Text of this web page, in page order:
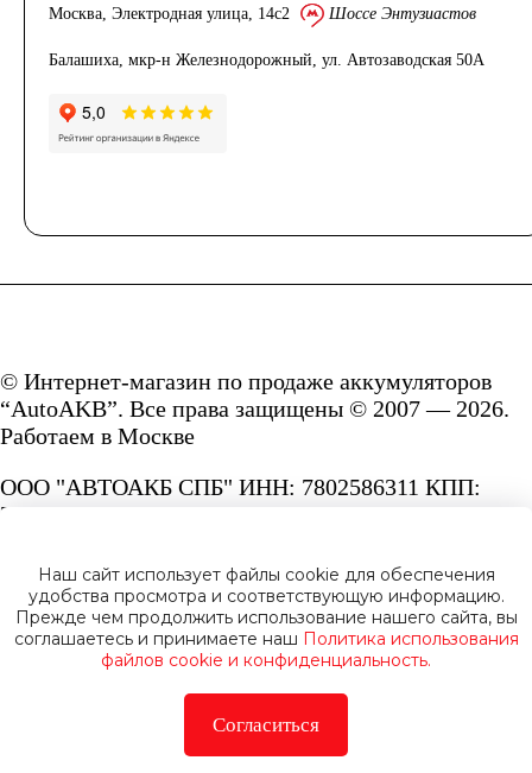
Москва, Электродная улица, 14с2 Шоссе Энтузиастов
Балашиха, мкр-н Железнодорожный, ул. Автозаводская 50А
© Интернет-магазин по продаже аккумуляторов
“AutoAKB”. Все права защищены © 2007 — 2026.
Работаем в Москве
ООО "АВТОАКБ СПБ" ИНН: 7802586311 КПП:
780201001 ОГРН: 1167847287156.
Сайт под защитой reCAPTCHA и Google
Privacy PolicyиTerms of Service.
Политика конфиденциальности
Наш сайт использует файлы cookie для обеспечения
удобства просмотра и соответствующую информацию.
Прежде чем продолжить использование нашего сайта, вы
соглашаетесь и принимаете наш Политика использования
файлов cookie и конфиденциальность.
Согласиться